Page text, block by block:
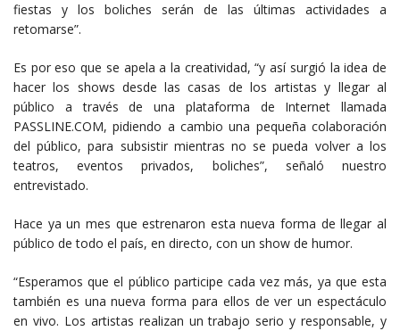
fiestas y los boliches serán de las últimas actividades a
retomarse”.
Es por eso que se apela a la creatividad, “y así surgió la idea de
hacer los shows desde las casas de los artistas y llegar al
público a través de una plataforma de Internet llamada
PASSLINE.COM, pidiendo a cambio una pequeña colaboración
del público, para subsistir mientras no se pueda volver a los
teatros, eventos privados, boliches”, señaló nuestro
entrevistado.
Hace ya un mes que estrenaron esta nueva forma de llegar al
público de todo el país, en directo, con un show de humor.
“Esperamos que el público participe cada vez más, ya que esta
también es una nueva forma para ellos de ver un espectáculo
en vivo. Los artistas realizan un trabajo serio y responsable, y